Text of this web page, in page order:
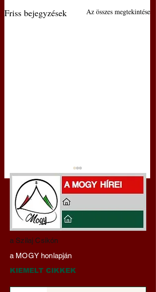
Friss bejegyzések Az összes megtekintése
Darai Lajos:
Naplóbölcsességeim
(2023)
a Szilaj Csikón
a MOGY honlapján
KIEMELT CIKKEK